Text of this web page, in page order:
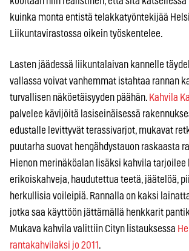
kuinka monta entistä telakkatyöntekijää
Liikuntavirastossa oikein työskentelee.
Lasten jäädessä liikuntalaivan kannelle
vallassa voivat vanhemmat istahtaa rannan
turvallisen näköetäisyyden päähän. Kahvila
palvelee kävijöitä lasiseinäisessä
edustalle levittyvät terassivarjot, mukavat
puutarha suovat hengähdystauon raskaasta
Hienon merinäköalan lisäksi kahvila tarjoilee
erikoiskahveja, haudutettua teetä, jäätelöä,
herkullisia voileipiä. Rannalla on kaksi
jotka saa käyttöön jättämällä henkkarit
Mukava kahvila valittiin Cityn listauksessa
rantakahvilaksi jo 2011 .